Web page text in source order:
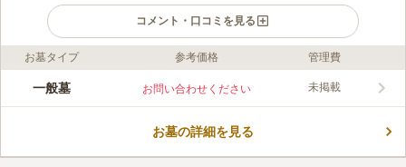
コメント・口コミを見る
ライフドット編集部のコメント
日照条件に恵まれており、暖かい日差しが心地よく、いつも気持
すすめです。小学校が近くにあり、子どもたちの楽しそうな声が
お墓タイプ 参考価格 管理費
一般墓 お問い合わせください 未掲載
お墓の詳細を見る